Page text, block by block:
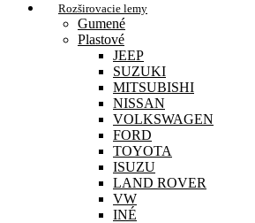
Rozširovacie lemy
Gumené
Plastové
JEEP
SUZUKI
MITSUBISHI
NISSAN
VOLKSWAGEN
FORD
TOYOTA
ISUZU
LAND ROVER
VW
INÉ